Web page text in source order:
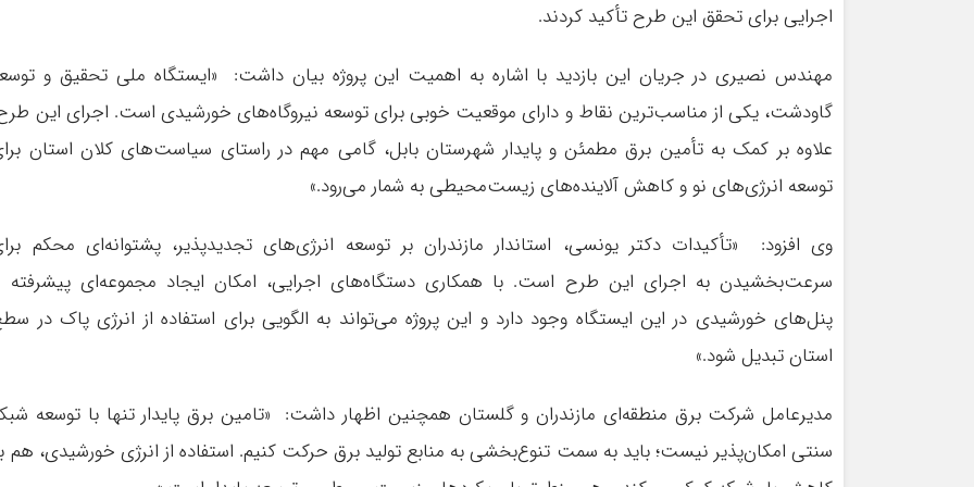
اجرایی برای تحقق این طرح تأکید کردند.
مهندس نصیری در جریان این بازدید با اشاره به اهمیت این پروژه بیان داشت: «ایستگاه ملی تحقیق و
گاودشت، یکی از مناسب‌ترین نقاط و دارای موقعیت خوبی برای توسعه نیروگاه‌های خورشیدی است. اجرای این
علاوه بر کمک به تأمین برق مطمئن و پایدار شهرستان بابل، گامی مهم در راستای سیاست‌های کلان استان
توسعه انرژی‌های نو و کاهش آلاینده‌های زیست‌محیطی به شمار می‌رود.»
وی افزود: «تأکیدات دکتر یونسی، استاندار مازندران بر توسعه انرژی‌های تجدیدپذیر، پشتوانه‌ای محکم
سرعت‌بخشیدن به اجرای این طرح است. با همکاری دستگاه‌های اجرایی، امکان ایجاد مجموعه‌ای پیشرفته
پنل‌های خورشیدی در این ایستگاه وجود دارد و این پروژه می‌تواند به الگویی برای استفاده از انرژی پاک در
استان تبدیل شود.»
مدیرعامل شرکت برق منطقه‌ای مازندران و گلستان همچنین اظهار داشت: «تامین برق پایدار تنها با توسعه
سنتی امکان‌پذیر نیست؛ باید به سمت تنوع‌بخشی به منابع تولید برق حرکت کنیم. استفاده از انرژی خورشیدی، هم